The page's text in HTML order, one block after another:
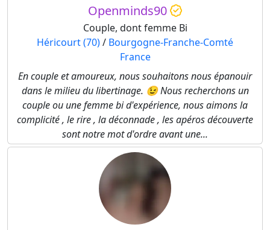
Openminds90
Couple, dont femme Bi
Héricourt (70)/ Bourgogne-Franche-Comté
France
En couple et amoureux, nous souhaitons nous épanouir
dans le milieu du libertinage. 😉 Nous recherchons un
couple ou une femme bi d'expérience, nous aimons la
complicité , le rire , la déconnade , les apéros découverte
sont notre mot d'ordre avant une...